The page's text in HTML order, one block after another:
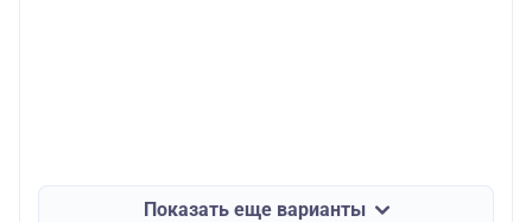
Показать еще варианты